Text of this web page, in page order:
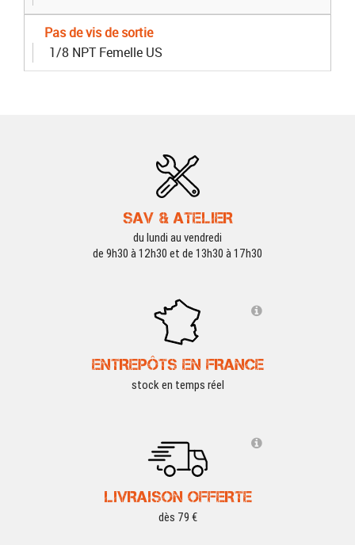
Pas de vis de sortie
1/8 NPT Femelle US
SAV & ATELIER
du lundi au vendredi
de 9h30 à 12h30 et de 13h30 à 17h30
ENTREPÔTS EN FRANCE
stock en temps réel
LIVRAISON OFFERTE
dès 79 €